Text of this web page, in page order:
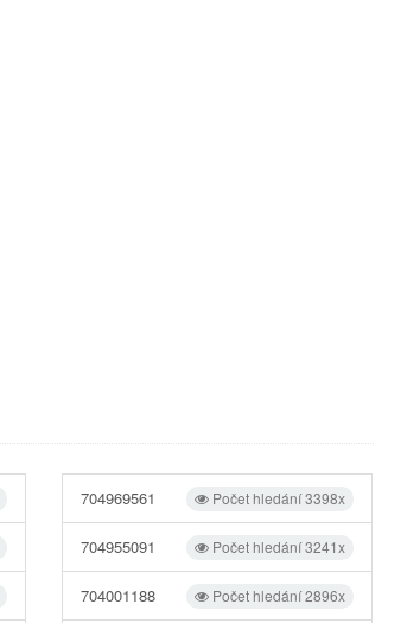
Počet hledání 3398x
704969561
Počet hledání 3241x
704955091
Počet hledání 2896x
704001188